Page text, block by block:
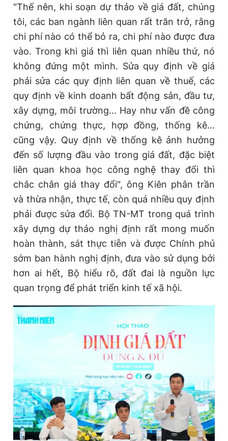
Phó tổng biên tập: Trần Việt Hưng
Tổng thư ký tòa soạn: Đức Trung
Giấy phép xuất bản số 110/GP - BTTTT cấp ngày 24.3.2020
© 2003-2026 Bản quyền thuộc về Báo Thanh Niên. Cấm sao
chép dưới mọi hình thức nếu không có sự chấp thuận bằng văn
bản. Phát triển bởi ePi Technologies, JSC.
"Thế nên, khi soạn dự thảo về giá đất, chúng
tôi, các ban ngành liên quan rất trăn trở, rằng
chi phí nào có thể bỏ ra, chi phí nào được đưa
vào. Trong khi giá thì liên quan nhiều thứ, nó
không đứng một mình. Sửa quy định về giá
phải sửa các quy định liên quan về thuế, các
quy định về kinh doanh bất động sản, đầu tư,
xây dựng, môi trường... Hay như vấn đề công
chứng, chứng thực, hợp đồng, thống kê...
cũng vậy. Quy định về thống kê ảnh hưởng
đến số lượng đầu vào trong giá đất, đặc biệt
liên quan khoa học công nghệ thay đổi thì
chắc chắn giá thay đổi", ông Kiên phân trần
và thừa nhận, thực tế, còn quá nhiều quy định
phải được sửa đổi. Bộ TN-MT trong quá trình
xây dựng dự thảo nghị định rất mong muốn
hoàn thành, sát thực tiễn và được Chính phủ
sớm ban hành nghị định, đưa vào sử dụng bởi
hơn ai hết, Bộ hiểu rõ, đất đai là nguồn lực
quan trọng để phát triển kinh tế xã hội.